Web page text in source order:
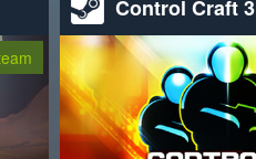
Control Craft 3